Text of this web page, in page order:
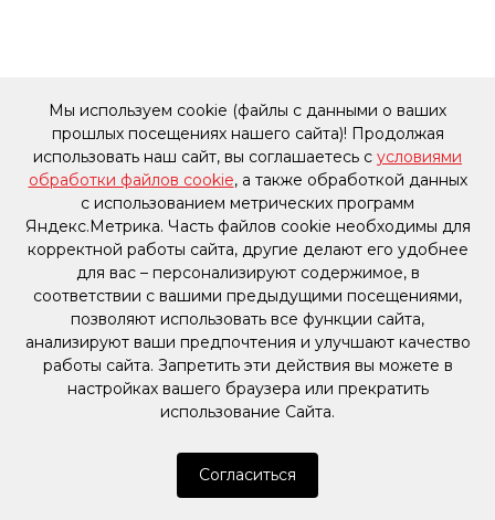
Мы используем cookie (файлы с данными о ваших
прошлых посещениях нашего сайта)! Продолжая
использовать наш сайт, вы соглашаетесь с условиями
обработки файлов cookie, а также обработкой данных
с использованием метрических программ
Яндекс.Метрика. Часть файлов cookie необходимы для
корректной работы сайта, другие делают его удобнее
для вас – персонализируют содержимое, в
соответствии с вашими предыдущими посещениями,
позволяют использовать все функции сайта,
анализируют ваши предпочтения и улучшают качество
работы сайта. Запретить эти действия вы можете в
настройках вашего браузера или прекратить
использование Сайта.
Согласиться